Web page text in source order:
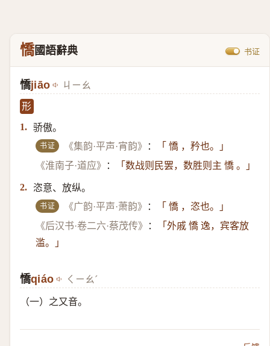
憍國語辭典 书证
憍jiāo ㄐㄧㄠ
形
1. 骄傲。
书证 《集韵·平声·宵韵》 ：
「 憍 ，矜也。」
《淮南子·道应》
： 「数战则民罢，数胜则主 憍 。」
2. 恣意、放纵。
书证 《广韵·平声·萧韵》 ：
「 憍 ，恣也。」
《后汉书·卷二六·蔡茂传》
：
「外戚 憍 逸，宾客放
滥。」
憍​qiáo ㄑㄧㄠˊ
（一）​之又音。